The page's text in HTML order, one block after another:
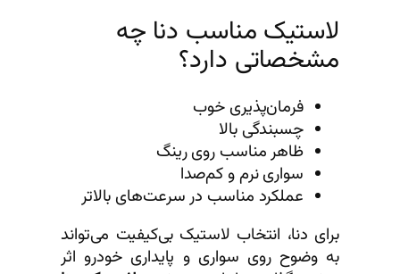
لاستیک مناسب دنا چه
مشخصاتی دارد؟
فرمان‌پذیری خوب
چسبندگی بالا
ظاهر مناسب روی رینگ
سواری نرم و کم‌صدا
عملکرد مناسب در سرعت‌های بالاتر
برای دنا، انتخاب لاستیک بی‌کیفیت می‌تواند
به وضوح روی سواری و پایداری خودرو اثر